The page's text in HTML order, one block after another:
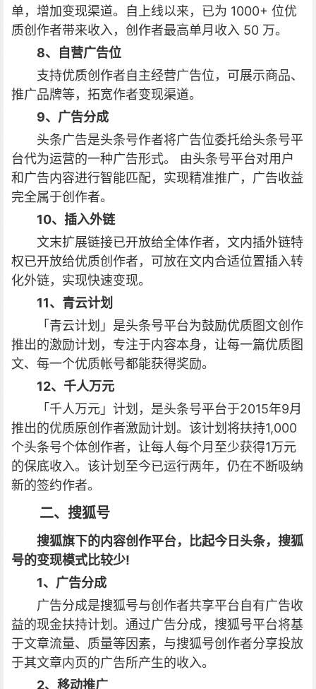
单，增加变现渠道。自上线以来，已为 1000+ 位优
质创作者带来收入，创作者最高单月收入 50 万。
8、自营广告位
支持优质创作者自主经营广告位，可展示商品、
推广品牌等，拓宽作者变现渠道。
9、广告分成
头条广告是头条号作者将广告位委托给头条号平
台代为运营的一种广告形式。 由头条号平台对用户
和广告内容进行智能匹配，实现精准推广，广告收益
完全属于创作者。
10、插入外链
文末扩展链接已开放给全体作者，文内插外链特
权已开放给优质创作者，可放在文内合适位置插入转
化外链，实现快速变现。
11、青云计划
「青云计划」是头条号平台为鼓励优质图文创作
推出的激励计划，专注于内容本身，让每一篇优质图
文、每一个优质帐号都能获得奖励。
12、千人万元
「千人万元」计划，是头条号平台于2015年9月
推出的优质原创作者激励计划。该计划将扶持1,000
个头条号个体创作者，让每人每个月至少获得1万元
的保底收入。该计划至今已运行两年，仍在不断吸纳
新的签约作者。
二、搜狐号
搜狐旗下的内容创作平台，比起今日头条，搜狐
号的变现模式比较少!
1、广告分成
广告分成是搜狐号与创作者共享平台自有广告收
益的现金扶持计划。通过广告分成，搜狐号平台将基
于文章流量、质量等因素，与搜狐号创作者分享投放
于其文章内页的广告所产生的收入。
2、移动推广